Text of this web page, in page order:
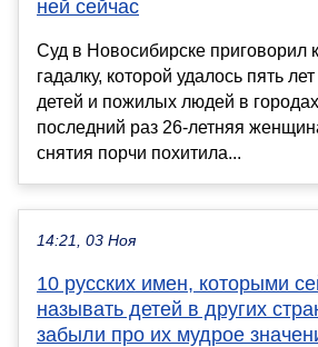
ней сейчас
Суд в Новосибирске приговорил
гадалку, которой удалось пять
детей и пожилых людей в
последний раз 26-летняя
снятия порчи похитила...
14:21, 03 Ноя
10 русских имен, которыми
называть детей в других
забыли про их мудрое